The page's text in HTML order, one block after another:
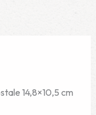
14,8×10,5 cm